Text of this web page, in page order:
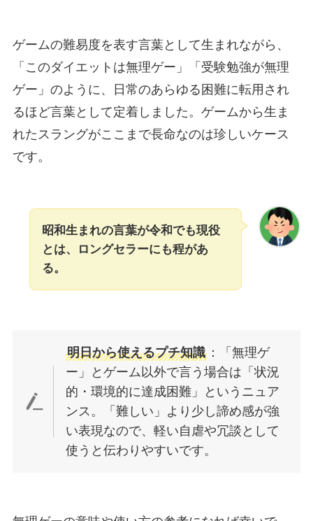
ゲームの難易度を表す言葉として生まれながら、
「このダイエットは無理ゲー」「受験勉強が無理
ゲー」のように、日常のあらゆる困難に転用され
るほど言葉として定着しました。ゲームから生ま
れたスラングがここまで長命なのは珍しいケース
です。
昭和生まれの言葉が令和でも現役
とは、ロングセラーにも程があ
る。
明日から使えるプチ知識 ：「無理ゲ
ー」とゲーム以外で言う場合は「状況
的・環境的に達成困難」というニュア
ンス。「難しい」より少し諦め感が強
い表現なので、軽い自虐や冗談として
使うと伝わりやすいです。